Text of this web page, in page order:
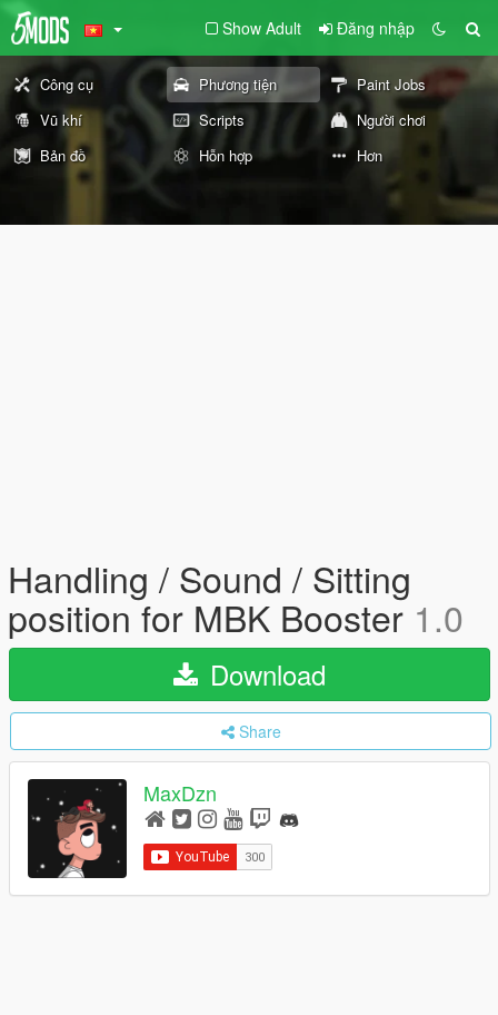
Show Adult Đăng nhập
Công cụ Phương tiện
Paint Jobs
Vũ khí
Scripts
Người chơi
Bản đồ
Hỗn hợp Hơn
Handling / Sound / Sitting
position for MBK Booster1.0
Download
Share
MaxDzn